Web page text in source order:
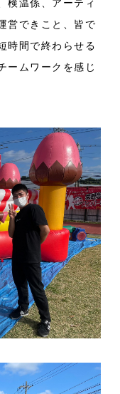
検温係、アーティ
営できこと、皆で
時間で終わらせる
ームワークを感じ